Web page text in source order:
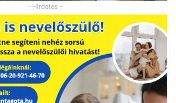
- Hirdetés -